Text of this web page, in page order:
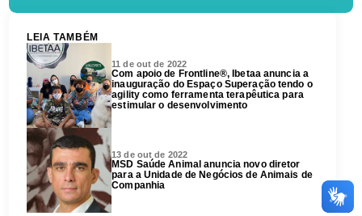
LEIA TAMBÉM
11 de out de 2022
Com apoio de Frontline®, Ibetaa anuncia a
inauguração do Espaço Superação tendo o
agility como ferramenta terapêutica para
estimular o desenvolvimento
13 de out de 2022
MSD Saúde Animal anuncia novo diretor
para a Unidade de Negócios de Animais de
Companhia